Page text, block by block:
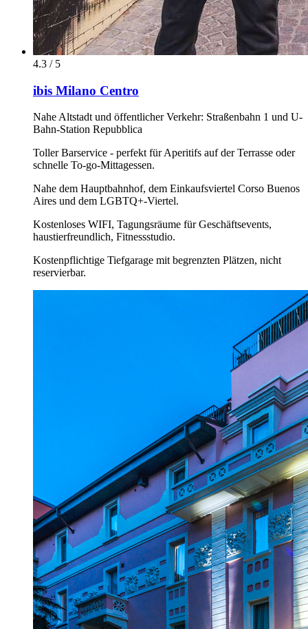
4.3 / 5
ibis Milano Centro
Nahe Altstadt und öffentlicher Verkehr: Straßenbahn 1 und U-
Bahn-Station Repubblica
Toller Barservice - perfekt für Aperitifs auf der Terrasse oder
schnelle To-go-Mittagessen.
Nahe dem Hauptbahnhof, dem Einkaufsviertel Corso Buenos
Aires und dem LGBTQ+-Viertel.
Kostenloses WIFI, Tagungsräume für Geschäftsevents,
haustierfreundlich, Fitnessstudio.
Kostenpflichtige Tiefgarage mit begrenzten Plätzen, nicht
reservierbar.